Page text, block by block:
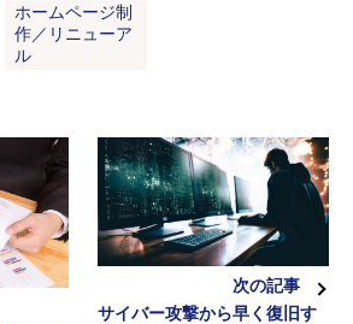
ホームページ制
作／リニューア
ル
次の記事
サイバー攻撃から早く復旧す